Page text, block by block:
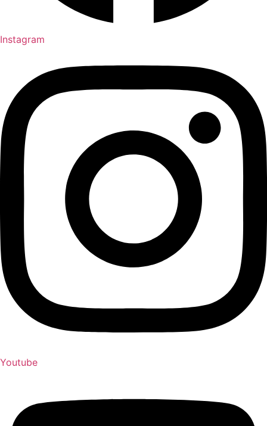
Instagram
Youtube